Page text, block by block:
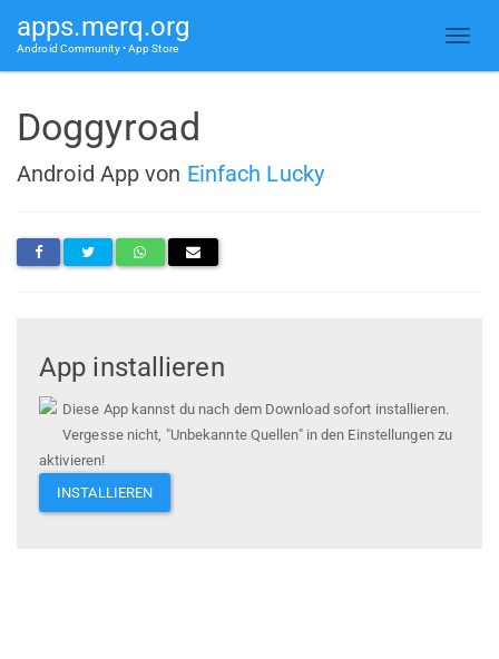
apps.merq.org
Android Community • App Store
Doggyroad
Android App von Einfach Lucky
App installieren
Diese App kannst du nach dem Download sofort installieren.
Vergesse nicht, "Unbekannte Quellen" in den Einstellungen zu
aktivieren!
INSTALLIEREN